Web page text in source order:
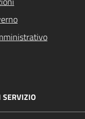
SERVIZIO